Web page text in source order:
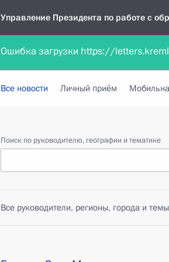
Управление Президента по работе с
Обратиться в форме электронного
Все новости Личный приём
Поиск по руководителю, географии и тематике
Все руководители, регионы, города и темы
Ошибка загрузки https://